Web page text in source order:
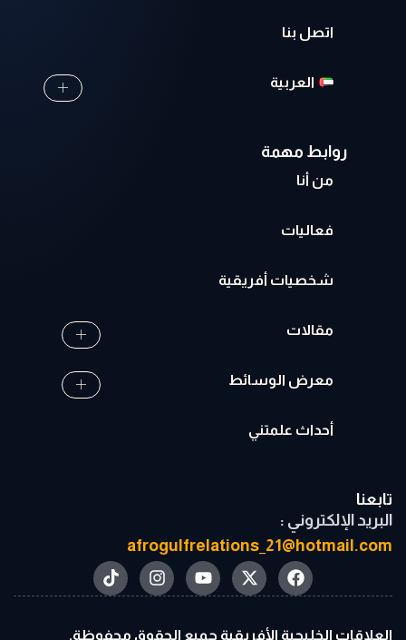
اتصل بنا
العربية
روابط مهمة
من أنا
فعاليات
شخصيات أفريقية
مقالات
معرض الوسائط
أحداث علمتني
تابعنا
البريد الإلكتروني :
afrogulfrelations_21@hotmail.com
العلاقات الخليجية الأفريقية جميع الحقوق محفوظة.